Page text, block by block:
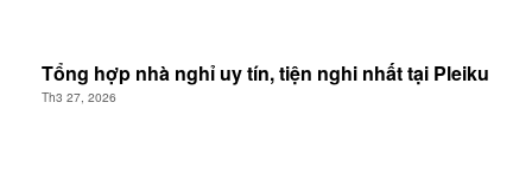
Tổng hợp nhà nghỉ uy tín, tiện nghi nhất tại Pleiku
Th3 27, 2026